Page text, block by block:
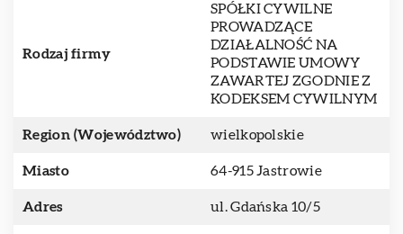
Rodzaj firmy
SPÓŁKI CYWILNE
PROWADZĄCE
DZIAŁALNOŚĆ NA
PODSTAWIE UMOWY
ZAWARTEJ ZGODNIE Z
KODEKSEM CYWILNYM
Region (Województwo) wielkopolskie
Miasto 64-915 Jastrowie
Adres ul. Gdańska 10/5